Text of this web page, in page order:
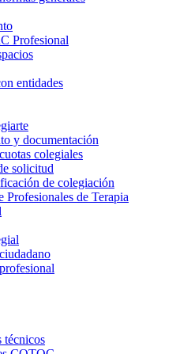
Profesional
entidades
y documentación
colegiales
solicitud
de colegiación
Profesionales de Terapia
técnicos